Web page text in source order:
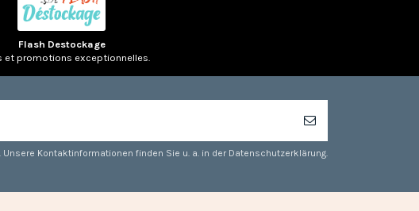
Flash Destockage
et promotions exceptionnelles.
Kontaktinformationen finden Sie u. a. in der Datenschutzerklärung.